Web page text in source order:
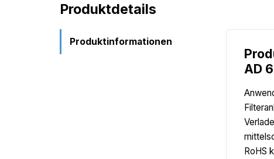
Produktdetails
Produktinformationen
AD
RoHS